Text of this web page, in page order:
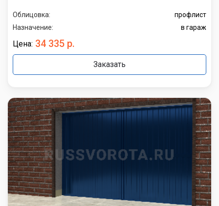
Облицовка:
профлист
Назначение:
в гараж
Цена: 34 335 р.
Заказать